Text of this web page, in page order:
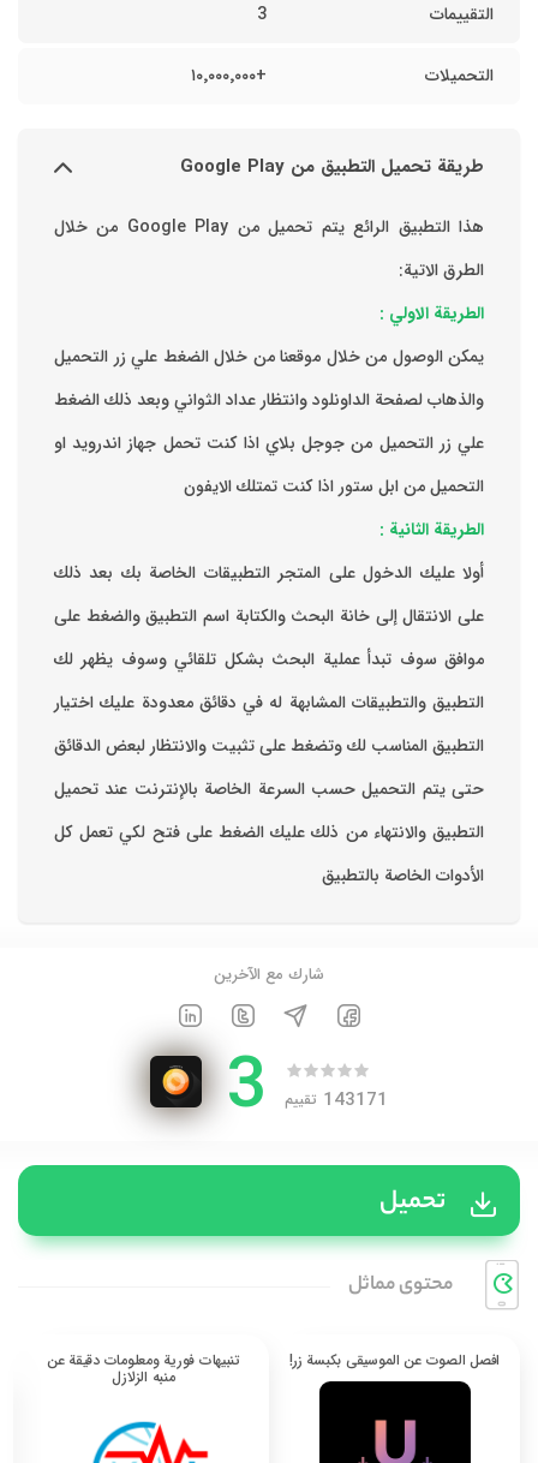
التقييمات 3
التحميلات +١٠٬٠٠٠٬٠٠٠
طريقة تحميل التطبيق من Google Play
هذا التطبيق الرائع يتم تحميل من Google Play من خلال
الطرق الاتية:
الطريقة الاولي :
يمكن الوصول من خلال موقعنا من خلال الضغط علي زر التحميل
والذهاب لصفحة الداونلود وانتظار عداد الثواني وبعد ذلك الضغط
علي زر التحميل من جوجل بلاي اذا كنت تحمل جهاز اندرويد او
التحميل من ابل ستور اذا كنت تمتلك الايفون
الطريقة الثانية :
‏أولا عليك الدخول على المتجر التطبيقات الخاصة بك ‏بعد ذلك
على الانتقال إلى خانة البحث والكتابة اسم التطبيق والضغط على
موافق ‏سوف تبدأ عملية البحث بشكل تلقائي وسوف يظهر لك
التطبيق والتطبيقات المشابهة له في دقائق معدودة ‏عليك اختيار
التطبيق المناسب لك وتضغط على تثبيت والانتظار لبعض الدقائق
حتى يتم التحميل حسب السرعة الخاصة بالإنترنت ‏عند تحميل
التطبيق والانتهاء من ذلك عليك الضغط على فتح لكي تعمل كل
الأدوات الخاصة بالتطبيق
شارك مع الآخرين
143171 تقييم 3
تحميل
محتوی مماثل
افصل الصوت عن الموسيقى بكبسة زر! تنبيهات فورية ومعلومات دقيقة عن
منبه الزلازل